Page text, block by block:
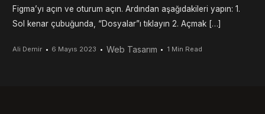
Figma’yı açın ve oturum açın. Ardından aşağıdakileri yapın: 1.
Sol kenar çubuğunda, “Dosyalar”ı tıklayın 2. Açmak […]
Ali Demir 6 Mayıs 2023 Web Tasarım 1 Min Read